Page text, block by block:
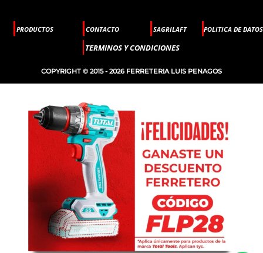
PRODUCTOS CONTACTO SAGRILAFT POLITICA DE DATOS
TERMINOS Y CONDICIONES
COPYRIGHT © 2015 - 2026 FERRETERIA LUIS PENAGOS